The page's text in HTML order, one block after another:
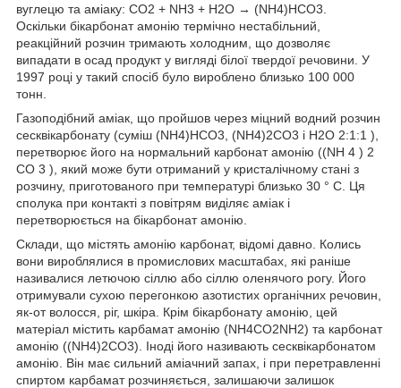
вуглецю та аміаку: CO2 + NH3 + H2O → (NH4)HCO3.
Оскільки бікарбонат амонію термічно нестабільний,
реакційний розчин тримають холодним, що дозволяє
випадати в осад продукт у вигляді білої твердої речовини. У
1997 році у такий спосіб було вироблено близько 100 000
тонн.
Газоподібний аміак, що пройшов через міцний водний розчин
сесквікарбонату (суміш (NH4)HCO3, (NH4)2CO3 і H2O 2:1:1 ),
перетворює його на нормальний карбонат амонію ((NH 4 ) 2
CO 3 ), який може бути отриманий у кристалічному стані з
розчину, приготованого при температурі близько 30 ° C. Ця
сполука при контакті з повітрям виділяє аміак і
перетворюється на бікарбонат амонію.
Склади, що містять амонію карбонат, відомі давно. Колись
вони вироблялися в промислових масштабах, які раніше
називалися летючою сіллю або сіллю оленячого рогу. Його
отримували сухою перегонкою азотистих органічних речовин,
як-от волосся, ріг, шкіра. Крім бікарбонату амонію, цей
матеріал містить карбамат амонію (NH4CO2NH2) та карбонат
амонію ((NH4)2CO3). Іноді його називають сесквікарбонатом
амонію. Він має сильний аміачний запах, і при перетравленні
спиртом карбамат розчиняється, залишаючи залишок